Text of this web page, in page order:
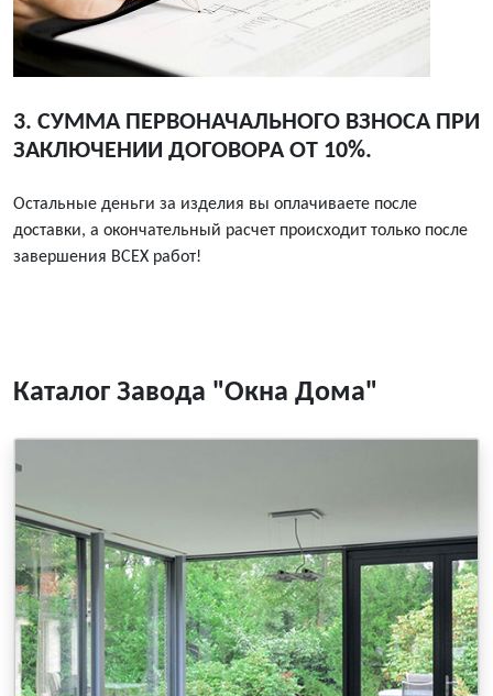
3. СУММА ПЕРВОНАЧАЛЬНОГО ВЗНОСА ПРИ
ЗАКЛЮЧЕНИИ ДОГОВОРА ОТ 10%.
Остальные деньги за изделия вы оплачиваете после
доставки, а окончательный расчет происходит только после
завершения ВСЕХ работ!
Каталог Завода "Окна Дома"